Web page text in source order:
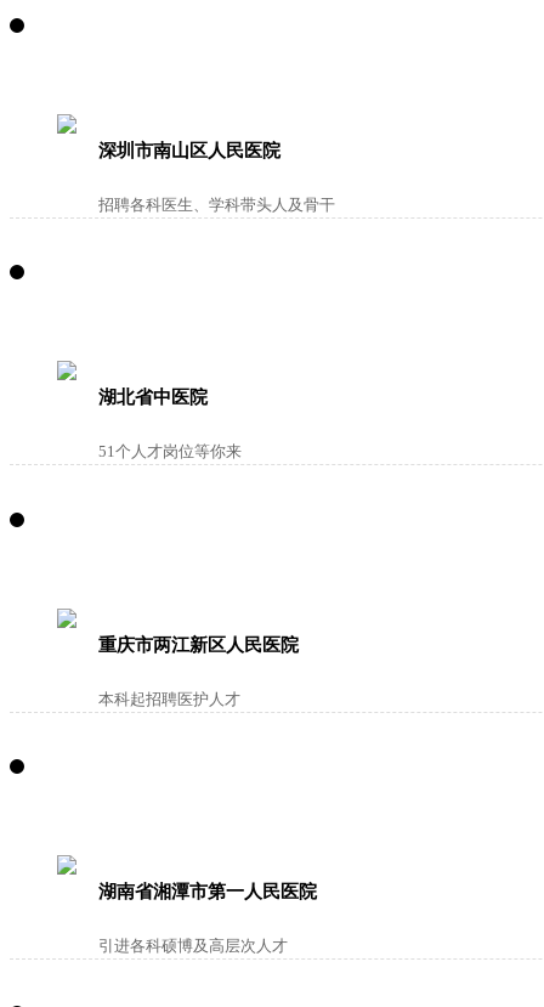
深圳市南山区人民医院
招聘各科医生、学科带头人及骨干
湖北省中医院
51个人才岗位等你来
重庆市两江新区人民医院
本科起招聘医护人才
湖南省湘潭市第一人民医院
引进各科硕博及高层次人才